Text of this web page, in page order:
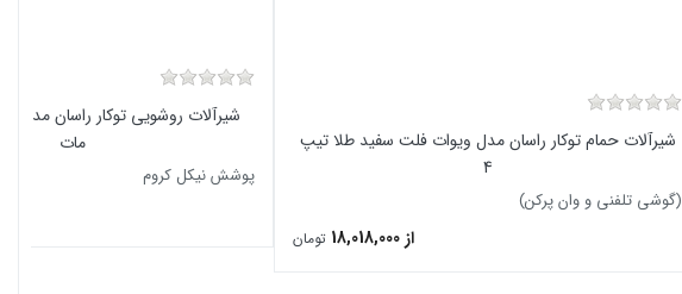
شیرآلات حمام توکار راسان مدل ویوات فلت سفید طلا تیپ
4
(گوشی تلفنی و وان پرکن)
از 18,018,000 تومان
شیرآلات روشویی توکار راسان مدل
مات
پوشش نیکل کروم